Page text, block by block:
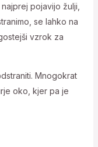
pojavijo žulji,
se lahko na
vzrok za
Mnogokrat
oko, kjer pa je